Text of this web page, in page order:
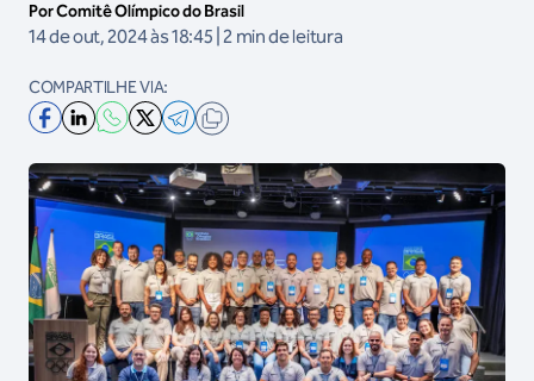
Por Comitê Olímpico do Brasil
14 de out, 2024 às 18:45 | 2 min de leitura
COMPARTILHE VIA: